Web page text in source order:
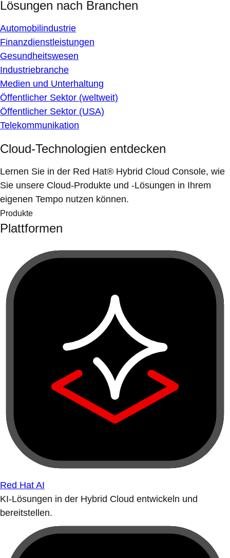
Lösungen nach Branchen
Automobilindustrie
Finanzdienstleistungen
Gesundheitswesen
Industriebranche
Medien und Unterhaltung
Öffentlicher Sektor (weltweit)
Öffentlicher Sektor (USA)
Telekommunikation
Cloud-Technologien entdecken
Lernen Sie in der Red Hat® Hybrid Cloud Console, wie
Sie unsere Cloud-Produkte und -Lösungen in Ihrem
eigenen Tempo nutzen können.
Produkte
Plattformen
Red Hat AI
KI-Lösungen in der Hybrid Cloud entwickeln und
bereitstellen.